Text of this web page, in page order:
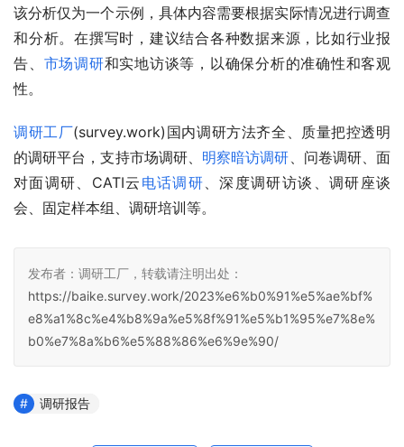
该分析仅为一个示例，具体内容需要根据实际情况进行调查
和分析。在撰写时，建议结合各种数据来源，比如行业报
告、 市场调研和实地访谈等，以确保分析的准确性和客观
性。
调研工厂(survey.work)国内调研方法齐全、质量把控透明
的调研平台，支持市场调研、 明察暗访调研、问卷调研、面
对面调研、CATI云 电话调研、深度调研访谈、调研座谈
会、固定样本组、调研培训等。
发布者：调研工厂，转载请注明出处：
https://baike.survey.work/2023%e6%b0%91%e5%ae%bf%
e8%a1%8c%e4%b8%9a%e5%8f%91%e5%b1%95%e7%8e%
b0%e7%8a%b6%e5%88%86%e6%9e%90/
调研报告